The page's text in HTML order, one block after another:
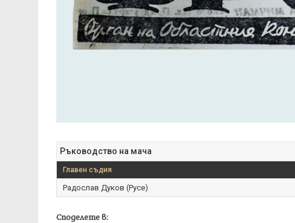
Ръководство на мача
Главен съдия
Радослав Дуков (Русе)
Споделете в: